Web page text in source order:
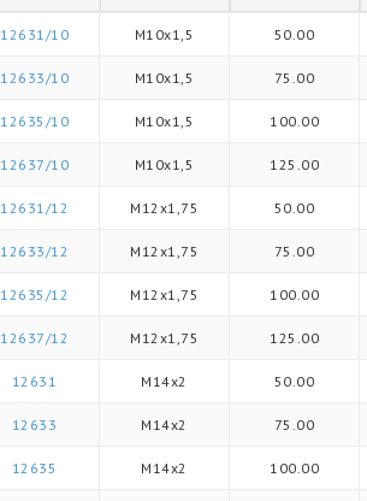
12631/10 M10x1,5 50.00
12633/10 M10x1,5 75.00
12635/10 M10x1,5 100.00
12637/10 M10x1,5 125.00
12631/12 M12x1,75 50.00
12633/12 M12x1,75 75.00
12635/12 M12x1,75 100.00
12637/12 M12x1,75 125.00
12631 M14x2 50.00
12633 M14x2 75.00
12635 M14x2 100.00